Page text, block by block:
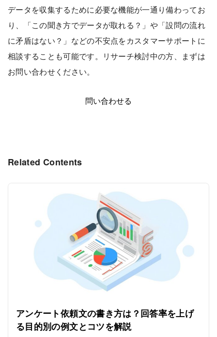
データを収集するために必要な機能が一通り備わってお
り、「この聞き方でデータが取れる？」や「設問の流れ
に矛盾はない？」などの不安点をカスタマーサポートに
相談することも可能です。リサーチ検討中の方、まずは
お問い合わせください。
問い合わせる
Related Contents
アンケート依頼文の書き方は？回答率を上げ
る目的別の例文とコツを解説